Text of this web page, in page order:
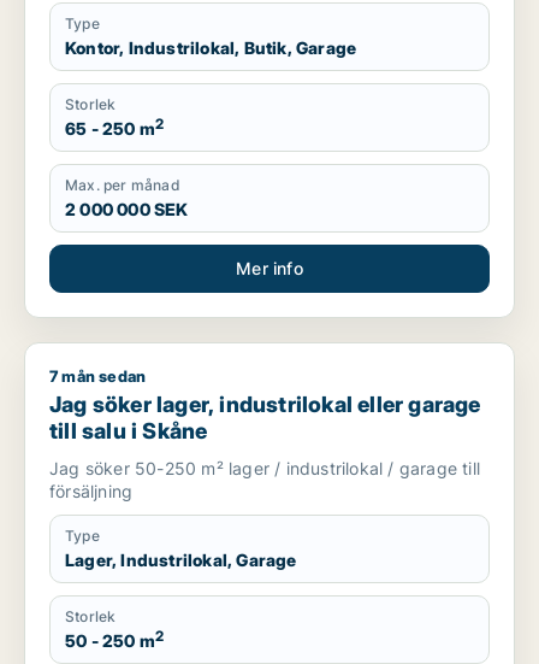
Type
Kontor, Industrilokal, Butik, Garage
Storlek
65 - 250 m2
Max. per månad
2 000 000 SEK
Mer info
Jag söker lager, industrilokal eller garage till salu i Skåne
7 mån sedan
Jag söker lager, industrilokal eller garage
till salu i Skåne
Jag söker 50-250 m² lager / industrilokal / garage till
försäljning
Type
Lager, Industrilokal, Garage
Storlek
50 - 250 m2